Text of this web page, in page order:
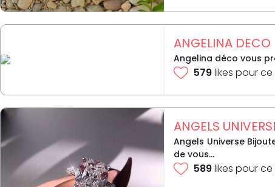
ANGELINA DECO
Angelina déco vous
579likes pour
ANGELS
Angels Universe
de vous...
589likes pour